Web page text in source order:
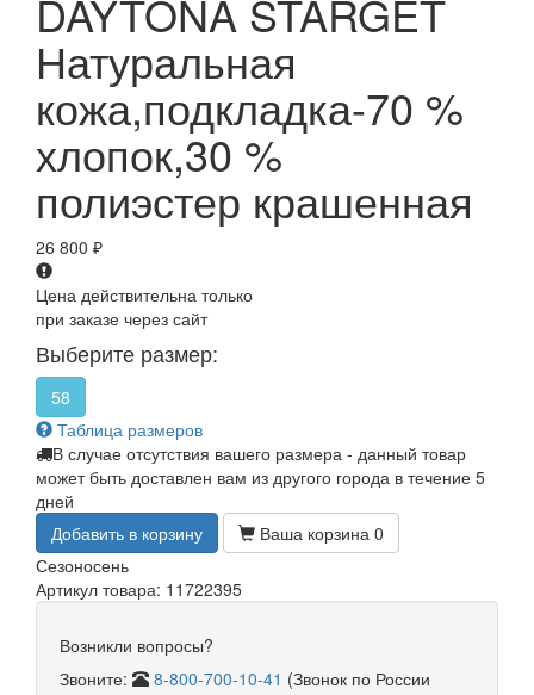
DAYTONA STARGET
Натуральная
кожа,подкладка-70 %
хлопок,30 %
полиэстер крашенная
26 800 ₽
Цена действительна только
при заказе через сайт
Выберите размер:
58
Таблица размеров
В случае отсутствия вашего размера - данный товар
может быть доставлен вам из другого города в течение 5
дней
Добавить в корзину
Ваша корзина 0
Сезоносень
Артикул товара: 11722395
Возникли вопросы?
Звоните:
8-800-700-10-41 (Звонок по России